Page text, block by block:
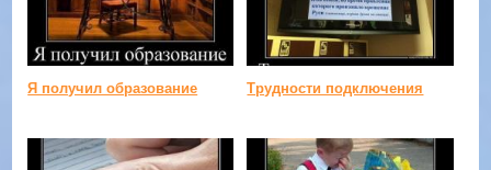
Я получил образование Трудности подключения